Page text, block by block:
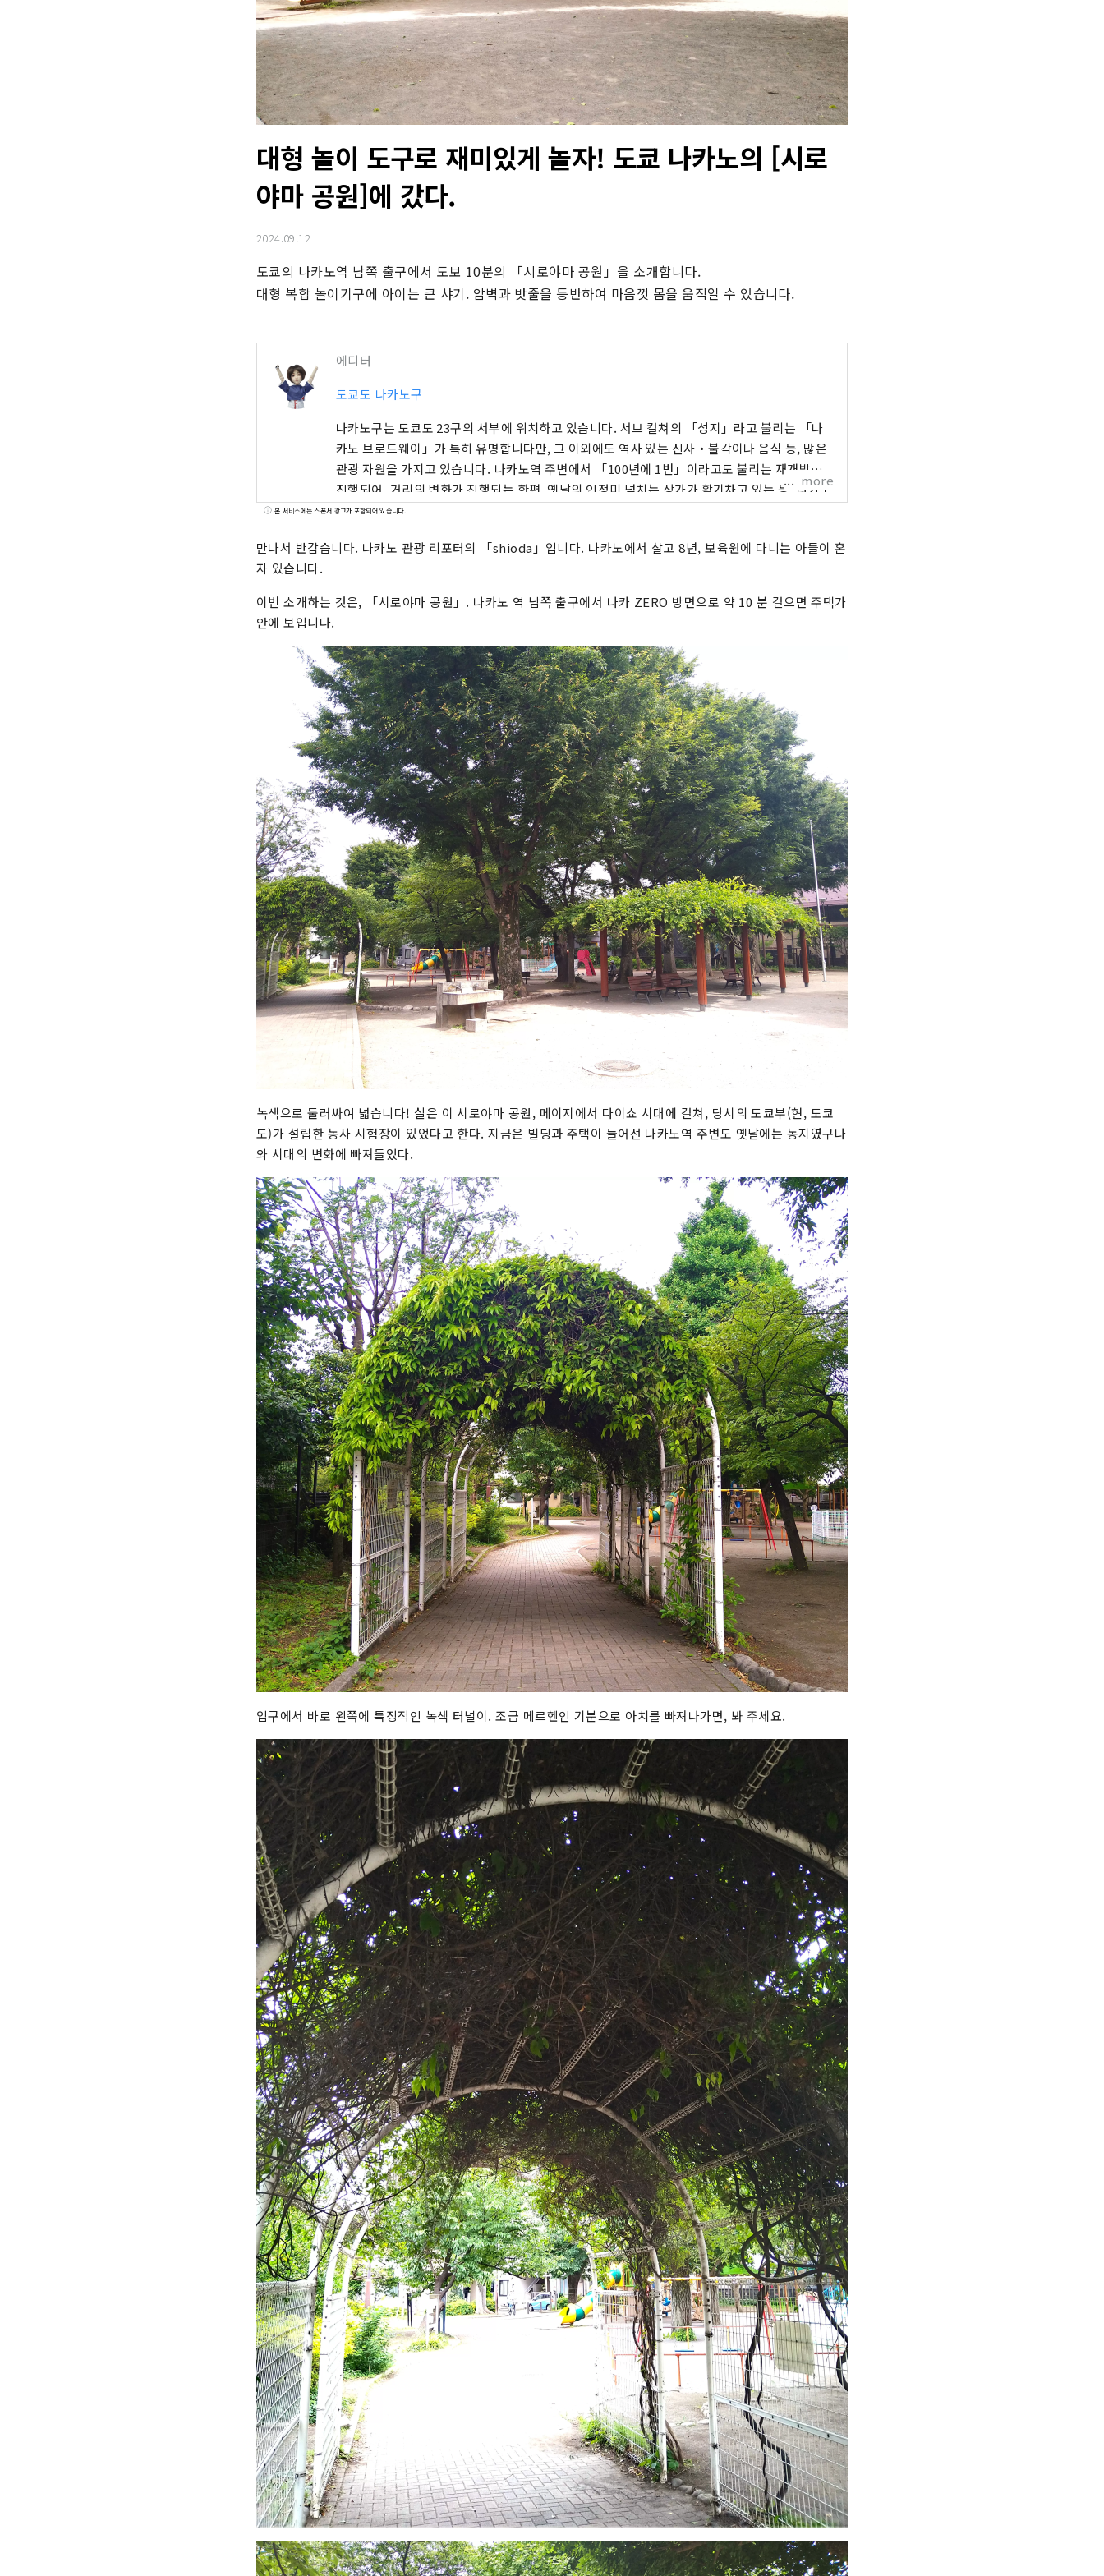
대형 놀이 도구로 재미있게 놀자! 도쿄 나카노의 [시로
야마 공원]에 갔다.
2024.09.12
도쿄의 나카노역 남쪽 출구에서 도보 10분의 「시로야마 공원」을 소개합니다.
대형 복합 놀이기구에 아이는 큰 샤기. 암벽과 밧줄을 등반하여 마음껏 몸을 움직일 수 있습니다.
에디터
도쿄도 나카노구
나카노구는 도쿄도 23구의 서부에 위치하고 있습니다. 서브 컬쳐의 「성지」라고 불리는 「나
카노 브로드웨이」가 특히 유명합니다만, 그 이외에도 역사 있는 신사・불각이나 음식 등, 많은
관광 자원을 가지고 있습니다. 나카노역 주변에서 「100년에 1번」이라고도 불리는 재개발이
진행되어, 거리의 변화가 진행되는 한편, 옛날의 인정미 넘치는 상가가 활기차고 있는 등, 나카노
의 거리는 다양한 면을 가지고 있습니다. 그런 거리의 다양성이 약 1.7만명, 약 120개국의 사람이
more
본 서비스에는 스폰서 광고가 포함되어 있습니다.
만나서 반갑습니다. 나카노 관광 리포터의 「shioda」입니다. 나카노에서 살고 8년, 보육원에 다니는 아들이 혼
자 있습니다.
이번 소개하는 것은, 「시로야마 공원」. 나카노 역 남쪽 출구에서 나카 ZERO 방면으로 약 10 분 걸으면 주택가
안에 보입니다.
녹색으로 둘러싸여 넓습니다! 실은 이 시로야마 공원, 메이지에서 다이쇼 시대에 걸쳐, 당시의 도쿄부(현, 도쿄
도)가 설립한 농사 시험장이 있었다고 한다. 지금은 빌딩과 주택이 늘어선 나카노역 주변도 옛날에는 농지였구나
와 시대의 변화에 ​​빠져들었다.
입구에서 바로 왼쪽에 특징적인 녹색 터널이. 조금 메르헨인 기분으로 아치를 빠져나가면, 봐 주세요.